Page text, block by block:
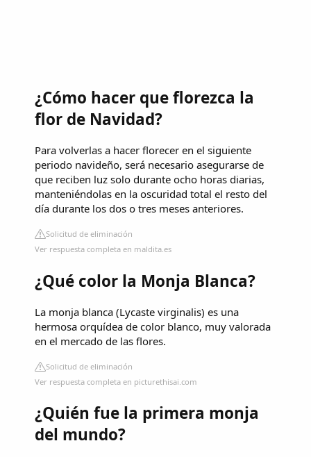
¿Cómo hacer que florezca la
flor de Navidad?
Para volverlas a hacer florecer en el siguiente
periodo navideño, será necesario asegurarse de
que reciben luz solo durante ocho horas diarias,
manteniéndolas en la oscuridad total el resto del
día durante los dos o tres meses anteriores.
Solicitud de eliminación
Ver respuesta completa en maldita.es
¿Qué color la Monja Blanca?
La monja blanca (Lycaste virginalis) es una
hermosa orquídea de color blanco, muy valorada
en el mercado de las flores.
Solicitud de eliminación
Ver respuesta completa en picturethisai.com
¿Quién fue la primera monja
del mundo?